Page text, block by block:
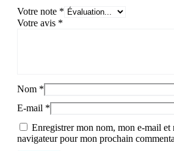
Votre note *
Votre avis *
Nom *
E-mail *
Enregistrer mon nom, mon e-mail et
navigateur pour mon prochain